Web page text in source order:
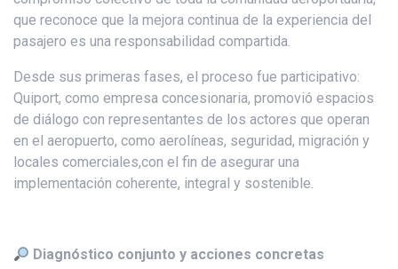
que reconoce que la mejora continua de la experiencia del
pasajero es una responsabilidad compartida.
Desde sus primeras fases, el proceso fue participativo:
Quiport, como empresa concesionaria, promovió espacios
de diálogo con representantes de los actores que operan
en el aeropuerto, como aerolíneas, seguridad, migración y
locales comerciales,con el fin de asegurar una
implementación coherente, integral y sostenible.
Diagnóstico conjunto y acciones concretas